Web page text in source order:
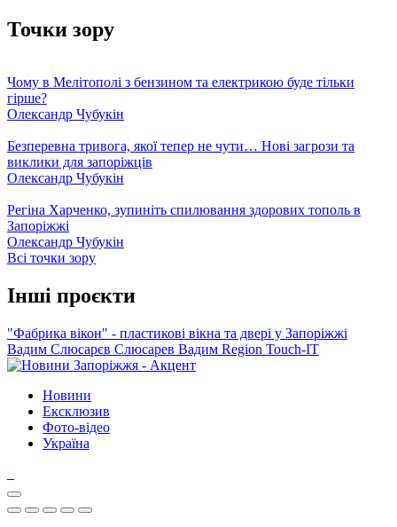
Точки зору
Чому в Мелітополі з бензином та електрикою буде тільки
гірше?
Олександр Чубукін
Безперевна тривога, якої тепер не чути… Нові загрози та
виклики для запоріжців
Олександр Чубукін
Регіна Харченко, зупиніть спилювання здорових тополь в
Запоріжжі
Олександр Чубукін
Всі точки зору
Інші проєкти
"Фабрика вікон" - пластикові вікна та двері у Запоріжжі
Вадим Слюсарєв Слюсарев Вадим Region Touch-IT
Новини
Ексклюзив
Фото-відео
Україна